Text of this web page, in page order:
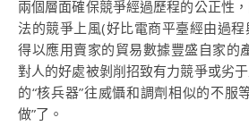
兩個層面確保競爭經過歷程的公正性
法的競爭上風(好比電商平臺經由過
得以應用賣家的貿易數據豐盛自家
對人的好處被剝削招致有力競爭或劣
的“核兵器”往威懾和調劑相似的不服
做”了。